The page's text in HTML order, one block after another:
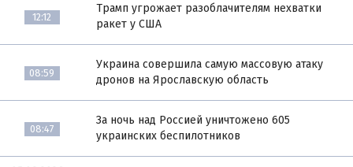
12:12
Трамп угрожает разоблачителям нехватки
ракет у США
08:59
Украина совершила самую массовую атаку
дронов на Ярославскую область
08:47
За ночь над Россией уничтожено 605
украинских беспилотников